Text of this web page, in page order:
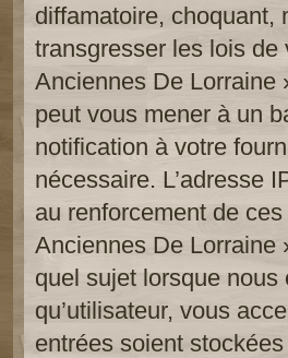
diffamatoire, choquant,
transgresser les lois
Anciennes De Lorraine
peut vous mener à un
notification à votre
nécessaire. L’adresse
au renforcement de
Anciennes De Lorraine
quel sujet lorsque
qu’utilisateur, vous
entrées soient